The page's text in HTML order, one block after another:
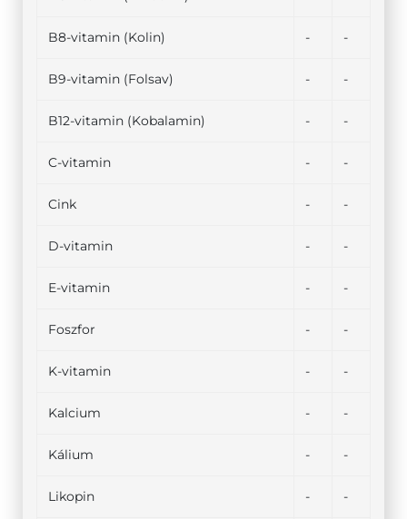
B8-vitamin (Kolin) - -
B9-vitamin (Folsav) - -
B12-vitamin (Kobalamin) - -
C-vitamin - -
Cink - -
D-vitamin - -
E-vitamin - -
Foszfor - -
K-vitamin - -
Kalcium - -
Kálium - -
Likopin - -